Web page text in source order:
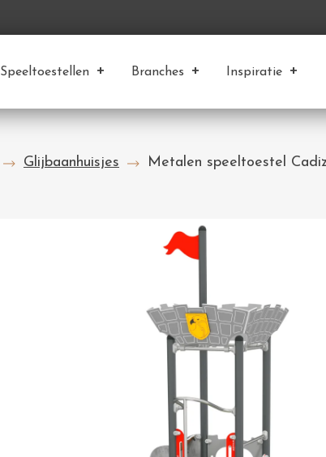
Speeltoestellen Branches Inspiratie
Glijbaanhuisjes Metalen speeltoestel